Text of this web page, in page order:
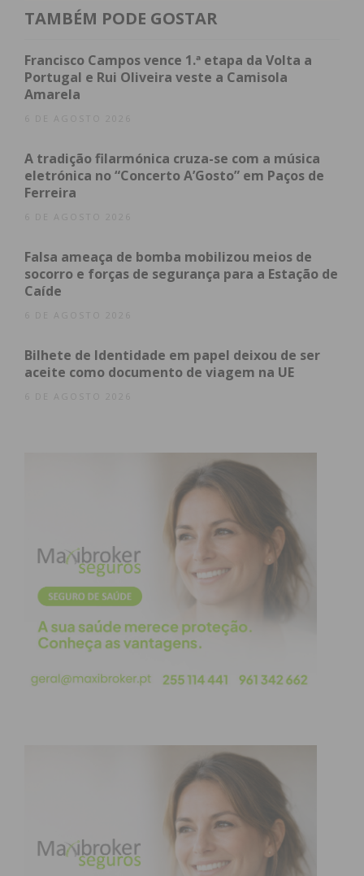
Paredes, Né Barros, coreógrafa, bailarina, co-
Negrais, professora e escritora, Leonilde Ferreira,
psicóloga educacional e vocacional, e Celeste
Ferreira, artista plástica e pintora.
pela Plataforma Participativa “Cultura, Cidadania e
Inclusão”, é apoiada pelo Plano de Recuperação e
Subscreva a newsletter do
Assine nossa newsletter por e-mail e
obtenha de forma regular a informação
Eu li e concordo com os
termos e
condições
TAMBÉM PODE GOSTAR
Francisco Campos vence 1.ª etapa da Volta a
Portugal e Rui Oliveira veste a Camisola
Amarela
6 DE AGOSTO 2026
A tradição filarmónica cruza-se com a música
eletrónica no “Concerto A’Gosto” em Paços de
Ferreira
6 DE AGOSTO 2026
Falsa ameaça de bomba mobilizou meios de
socorro e forças de segurança para a Estação de
Caíde
6 DE AGOSTO 2026
Bilhete de Identidade em papel deixou de ser
aceite como documento de viagem na UE
6 DE AGOSTO 2026